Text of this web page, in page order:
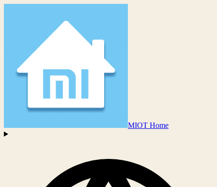
MIOT Home